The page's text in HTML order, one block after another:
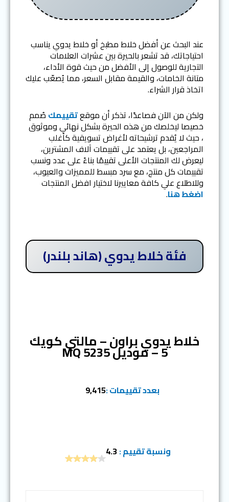
عند البحث عن أفضل خلاط مطبخ أو خلاط يدوي يناسب
احتياجاتك، قد تشعر بالحيرة بين عشرات العلامات
التجارية للوصول إلى الأفضل من حيث قوة الأداء،
متانة الخامات، والقيمة مقابل السعر، مما يُصعّب عليك
اتخاذ قرار الشراء.
ولكن من الآن فصاعدًا، تذكر أن موقعتقييمك صُمم
خصيصا ليخلصك من هذه الحيرة بشكل نهائي وموثوق
، حيث لا يُقدم ترشيحاته لأغراض تسويقية كأغلب
المراجعين، بل يعتمد على تقييمات آلاف المشترين،
ليعرض لك المنتجات الأعلى تقييمًا بناءً على عدد ونسب
تقييمات كل منتج، مع سرد مبسط للمميزات والعيوب،
وللاطلاع علي كافة معاييرنا لاختيار افضل المنتجات
اضغط هنا.
فئة خلاط يدوي (هاند بلندر)
خلاط يدوي براون – مالتي كويك
5 – موديل MQ 5235
بعدد تقييمات :9,415
ونسبة تقييم :4.3